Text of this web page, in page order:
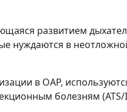
развитием
нуждаются в
в ОАР,
болезням (ATS/